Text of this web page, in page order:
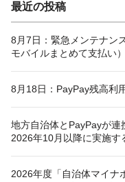
最近の投稿
8月7日：緊急メンテナン
モバイルまとめて支払い）
8月18日：PayPay残高利
地方自治体とPayPayが連
2026年10月以降に実施す
2026年度「自治体マイナ